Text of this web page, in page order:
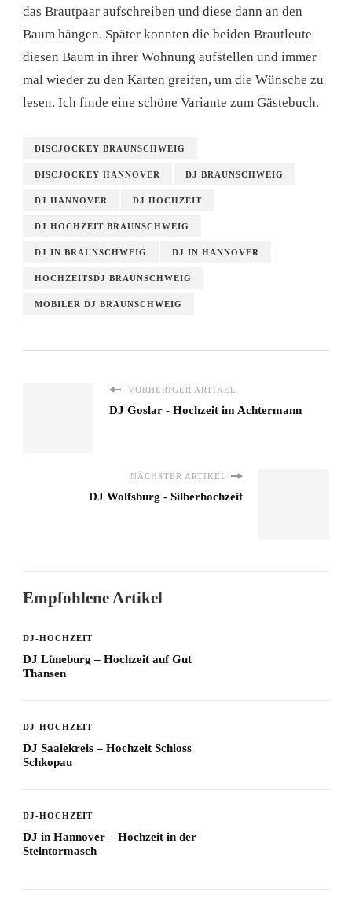
das Brautpaar aufschreiben und diese dann an den
Baum hängen. Später konnten die beiden Brautleute
diesen Baum in ihrer Wohnung aufstellen und immer
mal wieder zu den Karten greifen, um die Wünsche zu
lesen. Ich finde eine schöne Variante zum Gästebuch.
DISCJOCKEY BRAUNSCHWEIG
DISCJOCKEY HANNOVER DJ BRAUNSCHWEIG
DJ HANNOVER DJ HOCHZEIT
DJ HOCHZEIT BRAUNSCHWEIG
DJ IN BRAUNSCHWEIG DJ IN HANNOVER
HOCHZEITSDJ BRAUNSCHWEIG
MOBILER DJ BRAUNSCHWEIG
VORHERIGER ARTIKEL
DJ Goslar - Hochzeit im Achtermann
NÄCHSTER ARTIKEL
DJ Wolfsburg - Silberhochzeit
Empfohlene Artikel
DJ-HOCHZEIT
DJ Lüneburg – Hochzeit auf Gut
Thansen
DJ-HOCHZEIT
DJ Saalekreis – Hochzeit Schloss
Schkopau
DJ-HOCHZEIT
DJ in Hannover – Hochzeit in der
Steintormasch